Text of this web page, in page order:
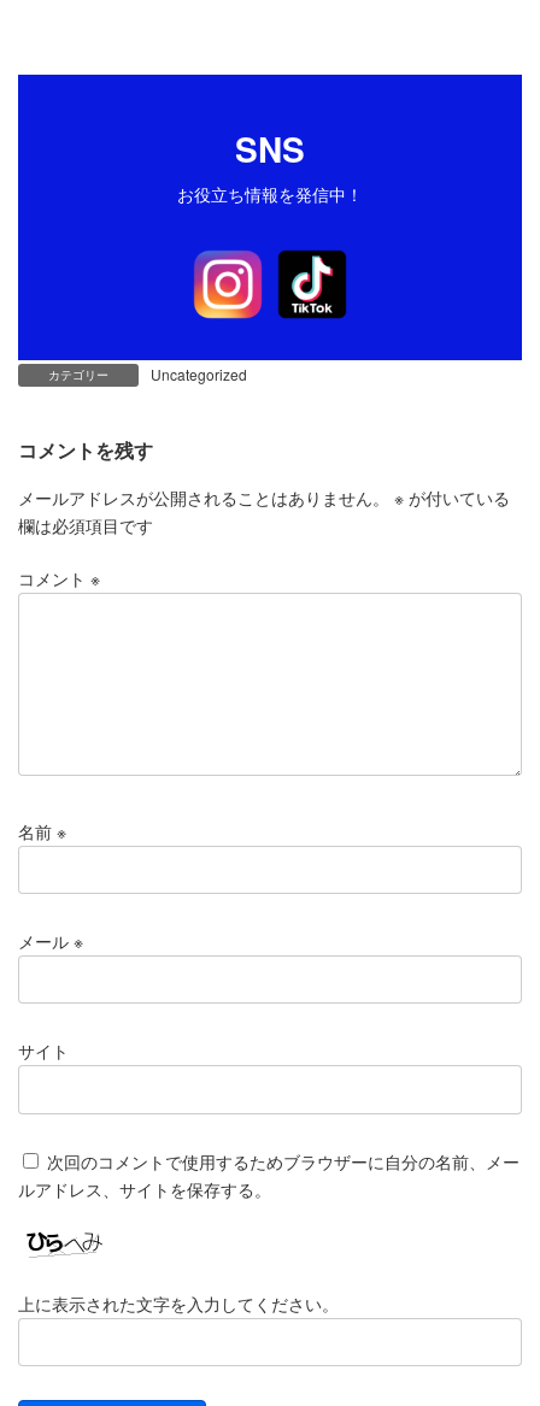
SNS
お役立ち情報を発信中！
カテゴリー Uncategorized
コメントを残す
メールアドレスが公開されることはありません。 ※ が付いている
欄は必須項目です
コメント ※
名前 ※
メール ※
サイト
次回のコメントで使用するためブラウザーに自分の名前、メー
ルアドレス、サイトを保存する。
上に表示された文字を入力してください。